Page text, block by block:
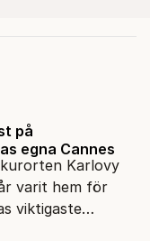
på
egna Cannes
Karlovy
varit hem för
viktigaste
plats där